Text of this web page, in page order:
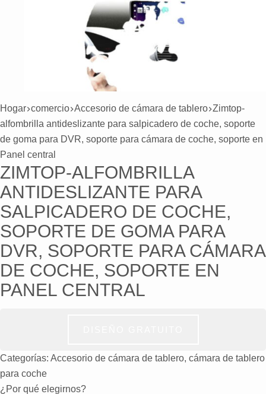
Hogar comercio Accesorio de cámara de tablero Zimtop-
alfombrilla antideslizante para salpicadero de coche, soporte
de goma para DVR, soporte para cámara de coche, soporte en
Panel central
ZIMTOP-ALFOMBRILLA
ANTIDESLIZANTE PARA
SALPICADERO DE COCHE,
SOPORTE DE GOMA PARA
DVR, SOPORTE PARA CÁMARA
DE COCHE, SOPORTE EN
PANEL CENTRAL
Categorías: Accesorio de cámara de tablero, cámara de tablero
para coche
¿Por qué elegirnos?